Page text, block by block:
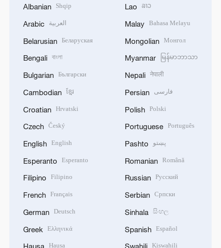
Albanian Shqip
Arabic العربية
Belarusian Беларуская
Bengali বাংলা
Bulgarian Български
Cambodian ខ្មែរ
Croatian Hrvatski
Czech Český
English English
Esperanto Esperanto
Filipino Filipino
French Français
German Deutsch
Greek Ελληνικά
Hausa Hausa
Lao ລາວ
Malay Bahasa Melayu
Mongolian Монгол
Myanmar မြန်မာဘာသာ
Nepali नेपाली
Persian فارسی
Polish Polski
Portuguese Português
Pashto پښتو
Romanian Română
Russian Русский
Serbian Српски
Sinhala සිංහල
Spanish Español
Swahili Kiswahili